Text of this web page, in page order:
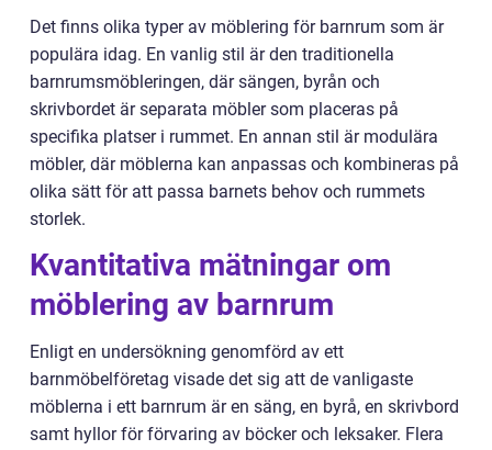
Det finns olika typer av möblering för barnrum som är
populära idag. En vanlig stil är den traditionella
barnrumsmöbleringen, där sängen, byrån och
skrivbordet är separata möbler som placeras på
specifika platser i rummet. En annan stil är modulära
möbler, där möblerna kan anpassas och kombineras på
olika sätt för att passa barnets behov och rummets
storlek.
Kvantitativa mätningar om
möblering av barnrum
Enligt en undersökning genomförd av ett
barnmöbelföretag visade det sig att de vanligaste
möblerna i ett barnrum är en säng, en byrå, en skrivbord
samt hyllor för förvaring av böcker och leksaker. Flera